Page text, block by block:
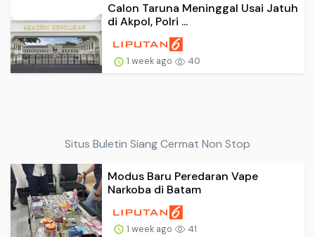
Calon Taruna Meninggal Usai Jatuh
di Akpol, Polri ...
1 week ago 40
Situs Buletin Siang Cermat Non Stop
Modus Baru Peredaran Vape
Narkoba di Batam
1 week ago 41